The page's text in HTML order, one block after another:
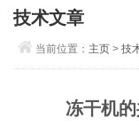
技术文章
当前位置： 主页 >技
冻干机